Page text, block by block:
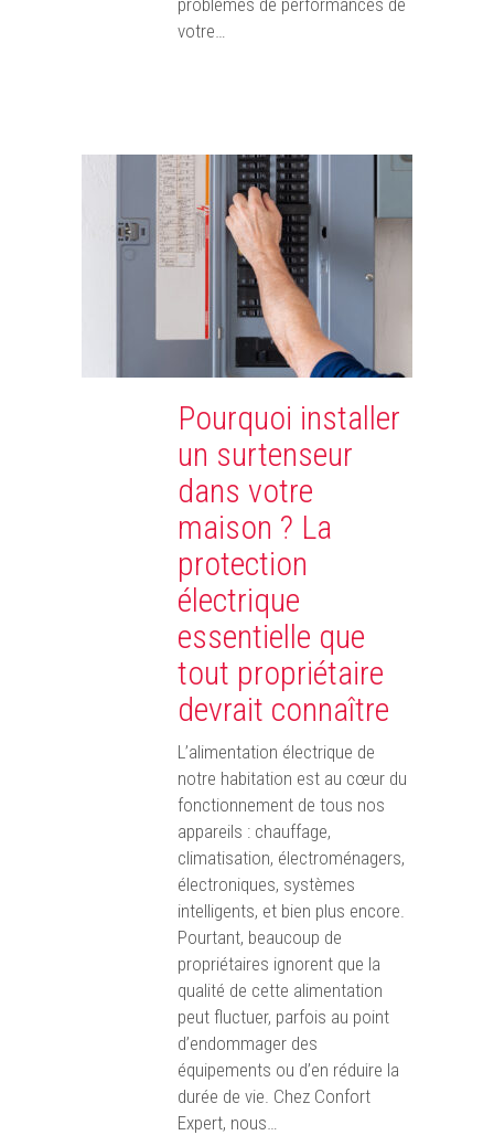
problèmes de performances de
votre…
Pourquoi installer
un surtenseur
dans votre
maison ? La
protection
électrique
essentielle que
tout propriétaire
devrait connaître
L’alimentation électrique de
notre habitation est au cœur du
fonctionnement de tous nos
appareils : chauffage,
climatisation, électroménagers,
électroniques, systèmes
intelligents, et bien plus encore.
Pourtant, beaucoup de
propriétaires ignorent que la
qualité de cette alimentation
peut fluctuer, parfois au point
d’endommager des
équipements ou d’en réduire la
durée de vie. Chez Confort
Expert, nous…